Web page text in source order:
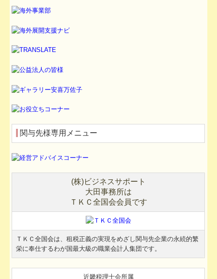
関与先様専用メニュー
(株)ビジネスサポート
大田事務所は
ＴＫＣ 全国会会員です
ＴＫＣ全国会は、租税正義の実現をめざし関与先企業の永続的繁
栄に奉仕するわが国最大級の職業会計人集団です。
近畿税理士会所属